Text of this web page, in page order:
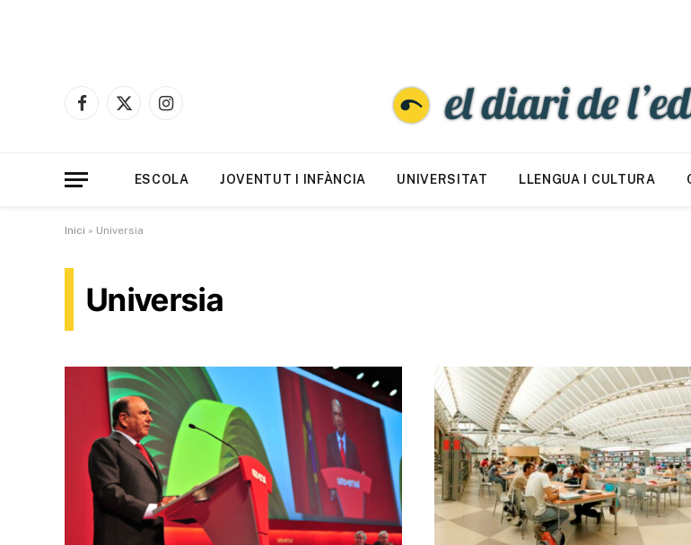
Facebook
X
Instagram
ESCOLA JOVENTUT I INFÀNCIA UNIVERSITAT LLENGUA I CULTURA
Inici » Universia
Universia